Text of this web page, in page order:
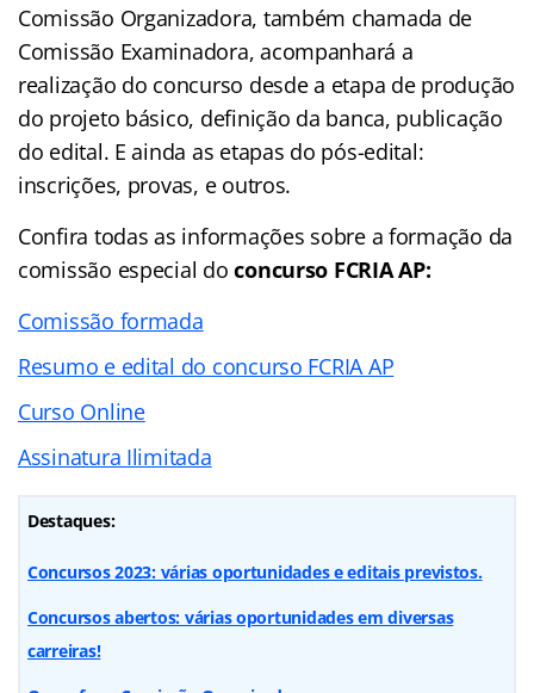
Comissão Organizadora, também chamada de
Comissão Examinadora, acompanhará a
realização do concurso desde a etapa de produção
do projeto básico, definição da banca, publicação
do edital. E ainda as etapas do pós-edital:
inscrições, provas, e outros.
Confira todas as informações sobre a formação da
comissão especial doconcurso FCRIA AP:
Comissão formada
Resumo e edital do concurso FCRIA AP
Curso Online
Assinatura Ilimitada
Destaques:
Concursos 2023: várias oportunidades e editais previstos.
Concursos abertos: várias oportunidades em diversas
carreiras!